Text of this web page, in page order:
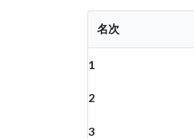
名次
1
2
3